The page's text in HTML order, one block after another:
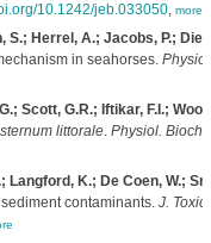
10.1242/jeb.033050, more
S.; Herrel, A.; Jacobs, P.;
in seahorses.
Scott, G.R.; Iftikar, F.I.;
littorale. Physiol.
K.; De Coen, W.;
contaminants. J.